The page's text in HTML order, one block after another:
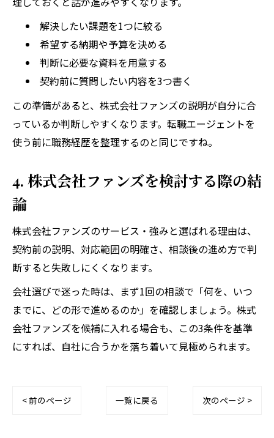
解決したい課題を1つに絞る
希望する納期や予算を決める
判断に必要な資料を用意する
契約前に質問したい内容を3つ書く
この準備があると、株式会社ファンズの説明が自分に合
っているか判断しやすくなります。転職エージェントを
使う前に職務経歴を整理するのと同じですね。
4. 株式会社ファンズを検討する際の結
論
株式会社ファンズのサービス・強みと選ばれる理由は、
契約前の説明、対応範囲の明確さ、相談後の進め方で判
断すると失敗しにくくなります。
会社選びで迷った時は、まず1回の相談で「何を、いつ
までに、どの形で進めるのか」を確認しましょう。株式
会社ファンズを候補に入れる場合も、この3条件を基準
にすれば、自社に合うかを落ち着いて見極められます。
< 前のページ 一覧に戻る 次のページ >